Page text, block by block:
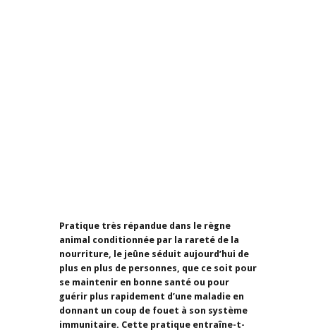
Pratique très répandue dans le règne
animal conditionnée par la rareté de la
nourriture, le jeûne séduit aujourd’hui de
plus en plus de personnes, que ce soit pour
se maintenir en bonne santé ou pour
guérir plus rapidement d’une maladie en
donnant un coup de fouet à son système
immunitaire. Cette pratique entraîne-t-